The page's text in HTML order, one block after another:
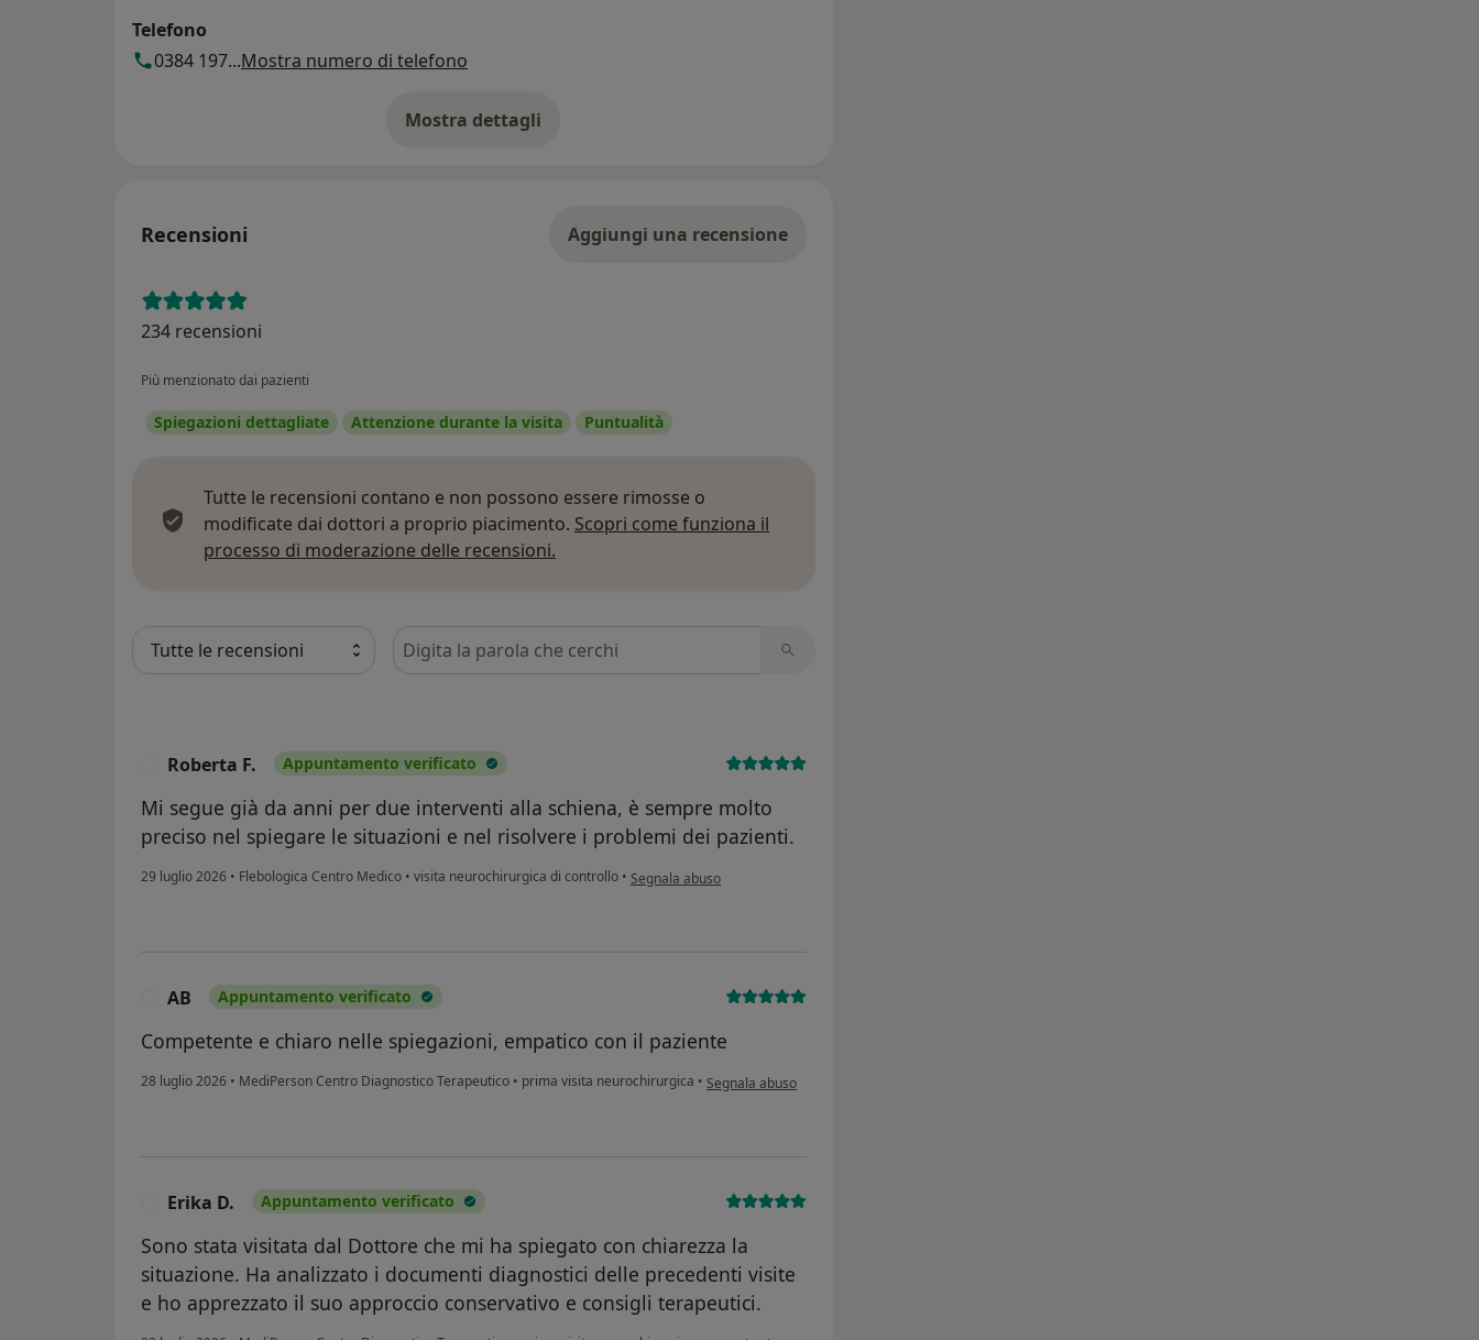
Telefono
0384 197...Mostra numero di telefono
Mostra dettagli
sull'indirizzo
Recensioni Aggiungi una recensione
234 recensioni
Più menzionato dai pazienti
Spiegazioni dettagliate Attenzione durante la visita Puntualità
Tutte le recensioni contano e non possono essere rimosse o
modificate dai dottori a proprio piacimento. Scopri come funziona il
processo di moderazione delle recensioni.
Cerca nelle recensioni
Roberta F. Appuntamento verificato
Mi segue già da anni per due interventi alla schiena, è sempre molto
preciso nel spiegare le situazioni e nel risolvere i problemi dei pazienti.
29 luglio 2026 • Flebologica Centro Medico • visita neurochirurgica di controllo • secondo l'opinione dell'utente Roberta F.
Segnala abuso
AB Appuntamento verificato
Competente e chiaro nelle spiegazioni, empatico con il paziente
28 luglio 2026 • MediPerson Centro Diagnostico Terapeutico • prima visita neurochirurgica • secondo l'opinione dell'utente AB
Segnala abuso
Erika D. Appuntamento verificato
Sono stata visitata dal Dottore che mi ha spiegato con chiarezza la
situazione. Ha analizzato i documenti diagnostici delle precedenti visite
e ho apprezzato il suo approccio conservativo e consigli terapeutici.